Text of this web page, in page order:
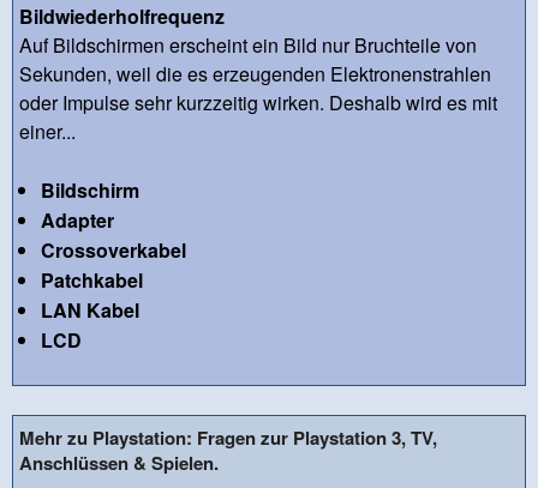
Bildwiederholfrequenz
Auf Bildschirmen erscheint ein Bild nur Bruchteile von
Sekunden, weil die es erzeugenden Elektronenstrahlen
oder Impulse sehr kurzzeitig wirken. Deshalb wird es mit
einer...
Bildschirm
Adapter
Crossoverkabel
Patchkabel
LAN Kabel
LCD
Mehr zu Playstation: Fragen zur Playstation 3, TV,
Anschlüssen & Spielen.